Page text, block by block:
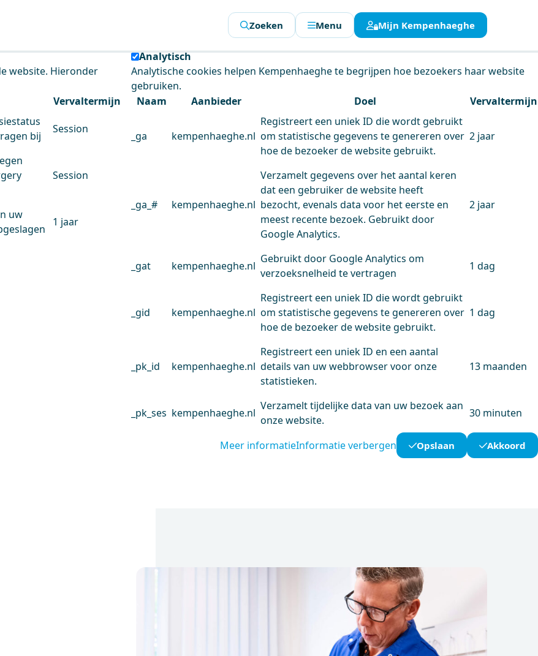
te analyseren en het gebruiksgemak te verbeteren.
website. Hieronder
Vervaltermijn
bij
Session
Session
uw
1 jaar
Analytisch
Analytische cookies helpen Kempenhaeghe te begrijpen hoe bezoekers haar website
gebruiken.
Naam
Aanbieder Doel Vervaltermijn
_ga kempenhaeghe.nl
Registreert een uniek ID die wordt gebruikt
om statistische gegevens te genereren over
hoe de bezoeker de website gebruikt.
2 jaar
_ga_# kempenhaeghe.nl
Verzamelt gegevens over het aantal keren
dat een gebruiker de website heeft
bezocht, evenals data voor het eerste en
meest recente bezoek. Gebruikt door
Google Analytics.
2 jaar
_gat kempenhaeghe.nl
Gebruikt door Google Analytics om
verzoeksnelheid te vertragen
1 dag
_gid kempenhaeghe.nl
Registreert een uniek ID die wordt gebruikt
om statistische gegevens te genereren over
hoe de bezoeker de website gebruikt.
1 dag
_pk_id kempenhaeghe.nl
Registreert een uniek ID en een aantal
details van uw webbrowser voor onze
statistieken.
13 maanden
_pk_ses kempenhaeghe.nl
Verzamelt tijdelijke data van uw bezoek aan
onze website.
30 minuten
Meer informatieInformatie verbergen Opslaan Akkoord
Zoeken Menu Mijn Kempenhaeghe